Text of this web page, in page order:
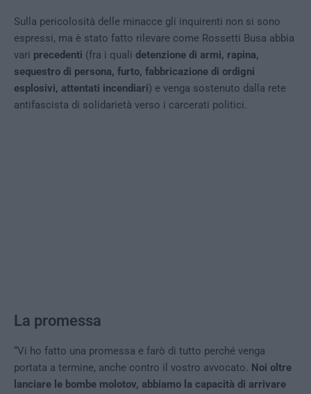
Sulla pericolosità delle minacce gli inquirenti non si sono
espressi, ma è stato fatto rilevare come Rossetti Busa abbia
vari precedenti (fra i quali detenzione di armi, rapina,
sequestro di persona, furto, fabbricazione di ordigni
esplosivi, attentati incendiari) e venga sostenuto dalla rete
antifascista di solidarietà verso i carcerati politici.
La promessa
“Vi ho fatto una promessa e farò di tutto perché venga
portata a termine, anche contro il vostro avvocato. Noi oltre
lanciare le bombe molotov, abbiamo la capacità di arrivare